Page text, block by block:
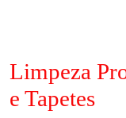
Limpeza
e Tapetes